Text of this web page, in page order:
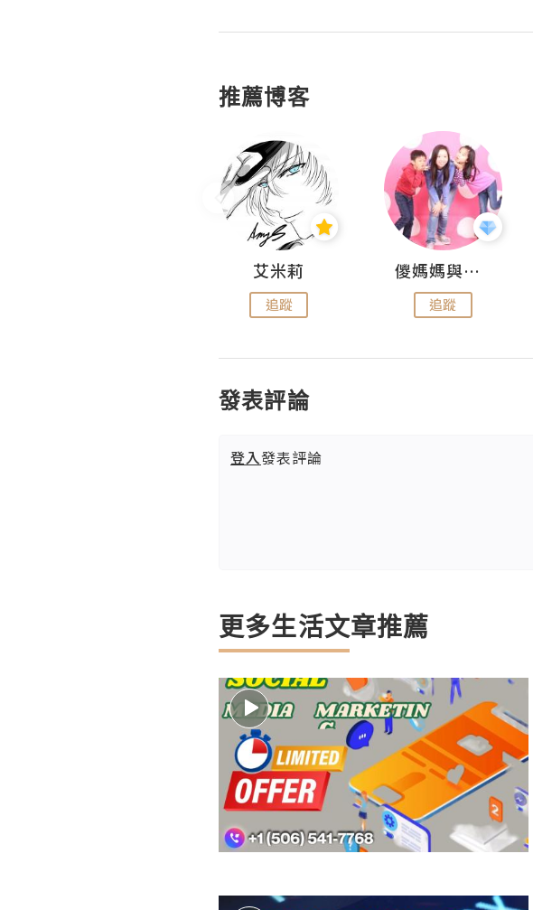
推薦博客
艾米莉
追蹤
儍媽媽與兩隻小魔怪之家
追蹤
發表評論
登入發表評論
更多生活文章推薦